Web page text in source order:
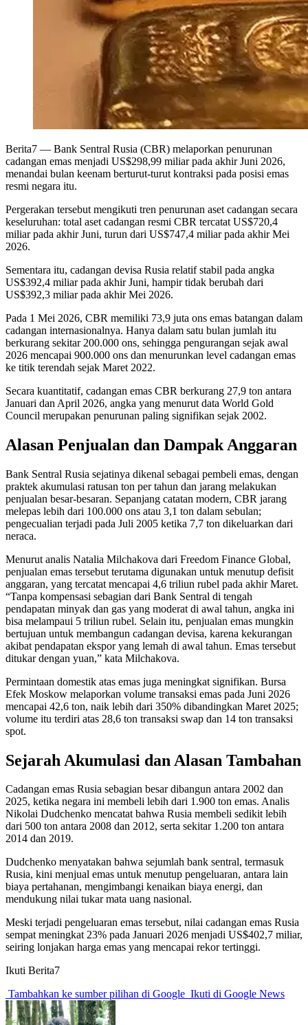
Berita7 — Bank Sentral Rusia (CBR) melaporkan penurunan
cadangan emas menjadi US$298,99 miliar pada akhir Juni 2026,
menandai bulan keenam berturut-turut kontraksi pada posisi emas
resmi negara itu.
Pergerakan tersebut mengikuti tren penurunan aset cadangan secara
keseluruhan: total aset cadangan resmi CBR tercatat US$720,4
miliar pada akhir Juni, turun dari US$747,4 miliar pada akhir Mei
2026.
Sementara itu, cadangan devisa Rusia relatif stabil pada angka
US$392,4 miliar pada akhir Juni, hampir tidak berubah dari
US$392,3 miliar pada akhir Mei 2026.
Pada 1 Mei 2026, CBR memiliki 73,9 juta ons emas batangan dalam
cadangan internasionalnya. Hanya dalam satu bulan jumlah itu
berkurang sekitar 200.000 ons, sehingga pengurangan sejak awal
2026 mencapai 900.000 ons dan menurunkan level cadangan emas
ke titik terendah sejak Maret 2022.
Secara kuantitatif, cadangan emas CBR berkurang 27,9 ton antara
Januari dan April 2026, angka yang menurut data World Gold
Council merupakan penurunan paling signifikan sejak 2002.
Alasan Penjualan dan Dampak Anggaran
Bank Sentral Rusia sejatinya dikenal sebagai pembeli emas, dengan
praktek akumulasi ratusan ton per tahun dan jarang melakukan
penjualan besar-besaran. Sepanjang catatan modern, CBR jarang
melepas lebih dari 100.000 ons atau 3,1 ton dalam sebulan;
pengecualian terjadi pada Juli 2005 ketika 7,7 ton dikeluarkan dari
neraca.
Menurut analis Natalia Milchakova dari Freedom Finance Global,
penjualan emas tersebut terutama digunakan untuk menutup defisit
anggaran, yang tercatat mencapai 4,6 triliun rubel pada akhir Maret.
“Tanpa kompensasi sebagian dari Bank Sentral di tengah
pendapatan minyak dan gas yang moderat di awal tahun, angka ini
bisa melampaui 5 triliun rubel. Selain itu, penjualan emas mungkin
bertujuan untuk membangun cadangan devisa, karena kekurangan
akibat pendapatan ekspor yang lemah di awal tahun. Emas tersebut
ditukar dengan yuan,” kata Milchakova.
Permintaan domestik atas emas juga meningkat signifikan. Bursa
Efek Moskow melaporkan volume transaksi emas pada Juni 2026
mencapai 42,6 ton, naik lebih dari 350% dibandingkan Maret 2025;
volume itu terdiri atas 28,6 ton transaksi swap dan 14 ton transaksi
spot.
Sejarah Akumulasi dan Alasan Tambahan
Cadangan emas Rusia sebagian besar dibangun antara 2002 dan
2025, ketika negara ini membeli lebih dari 1.900 ton emas. Analis
Nikolai Dudchenko mencatat bahwa Rusia membeli sedikit lebih
dari 500 ton antara 2008 dan 2012, serta sekitar 1.200 ton antara
2014 dan 2019.
Dudchenko menyatakan bahwa sejumlah bank sentral, termasuk
Rusia, kini menjual emas untuk menutup pengeluaran, antara lain
biaya pertahanan, mengimbangi kenaikan biaya energi, dan
mendukung nilai tukar mata uang nasional.
Meski terjadi pengeluaran emas tersebut, nilai cadangan emas Rusia
sempat meningkat 23% pada Januari 2026 menjadi US$402,7 miliar,
seiring lonjakan harga emas yang mencapai rekor tertinggi.
Ikuti Berita7
Tambahkan ke sumber pilihan di Google Ikuti di Google News